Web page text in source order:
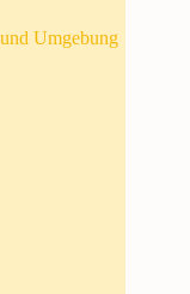
Umgebung